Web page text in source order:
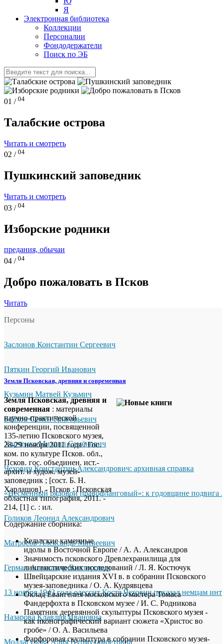
Я
Электронная библиотека
Коллекции
Персоналии
Фондодержатели
Поиск по ЭБ
01 / 04
Талабские острова
Читать и смотреть
02 / 04
Пушкинский заповедник
Читать и смотреть
03 / 04
Изборские родники
предания, обычаи
04 / 04
Добро пожаловать в Псков
Читать
Персоны
Заслонов Константин Сергеевич
Пяткин Георгий Иванович
Кузьмин Матвей Кузьмич
Байков Семён Григорьевич
Харченко Михаил Семёнович
Чехович Константин Александрович: архивная справка
«Несменный рядовой правофланговый»: к годовщине подвига
Голиков Леонид Александрович
Матросов Александр Матвеевич
Герман Александр Викторович
13 ноября 1943 года одессит Костя Чехович показал немцам
Назарова Клавдия Ивановна
Молдагулова Алия Нурмухамбетовна
Земля Псковская, древняя и современная
Земля Псковская, древняя и
современная : материалы
научно-практической
конференции, посвященной
135-летию Псковского музея,
28-29 ноября 2011 года / Гос.
ком. по культуре Псков. обл.,
Псков. гос. объединен. ист.-
архит. и худож. музей-
заповедник ; [сост. Б. Н.
Харлашов]. - Псков : Псковская
областная типография, 2011. -
214, [1] с. : ил.
Содержание сборника:
Кельтские каменные
идолы в Восточной Европе / А. А. Александров
Значимость псковского Древлехранилища для
лингвистических исследований / Л. Я. Костючук
Швейцарские издания XVI в. в собрании Псковского
музея-заповедника / О. А. Кудрявцева
Оклад Евангелия московского мастера Томаса
Фандерфохта в Псковском музее / И. С. Родникова
Памятник деревянной скульптуры Псковского музея -
как иконографический вариант сюжета «Христос во
гробе» / О. А. Васильева
Фарфоровая скульптура в собрании Псковского музея-